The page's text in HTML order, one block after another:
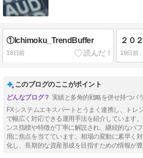
①Ichimoku_TrendBuffer
18日前 19日前
このブログのここがポイント
実績と多角的戦略を併せ持つバ
FXシステムエキスパートとうまく連携し、トレ
で幅広く対応できる運用手法を紹介しています
ンス指標や特徴が丁寧に解説され、継続的なパ
用に焦点を当てています。相場の変動に素早く
化し、長期的な資産形成を目指すための情報が豊